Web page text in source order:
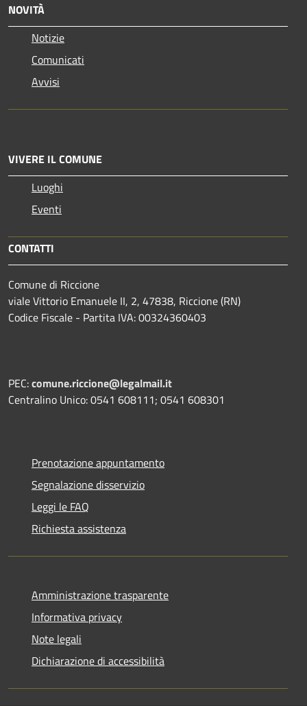
NOVITÀ
Notizie
Comunicati
Avvisi
VIVERE IL COMUNE
Luoghi
Eventi
CONTATTI
Comune di Riccione
viale Vittorio Emanuele II, 2, 47838, Riccione (RN)
Codice Fiscale - Partita IVA: 00324360403
PEC:comune.riccione@legalmail.it
Centralino Unico: 0541 608111; 0541 608301
Prenotazione appuntamento
Segnalazione disservizio
Leggi le FAQ
Richiesta assistenza
Amministrazione trasparente
Informativa privacy
Note legali
Dichiarazione di accessibilità